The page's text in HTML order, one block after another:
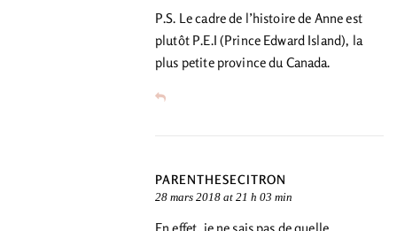
P.S. Le cadre de l’histoire de Anne est
plutôt P.E.I (Prince Edward Island), la
plus petite province du Canada.
PARENTHESECITRON
28 mars 2018 at 21 h 03 min